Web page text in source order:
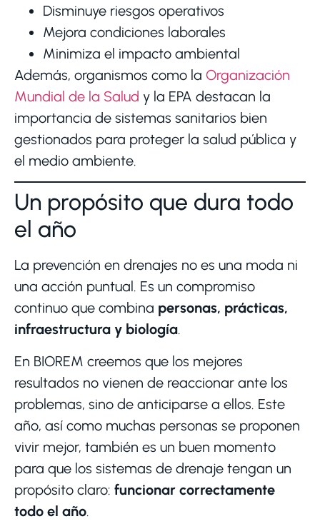
Disminuye riesgos operativos
Mejora condiciones laborales
Minimiza el impacto ambiental
Además, organismos como la Organización
Mundial de la Salud y la EPA destacan la
importancia de sistemas sanitarios bien
gestionados para proteger la salud pública y
el medio ambiente.
Un propósito que dura todo
el año
La prevención en drenajes no es una moda ni
una acción puntual. Es un compromiso
continuo que combina personas, prácticas,
infraestructura y biología.
En BIOREM creemos que los mejores
resultados no vienen de reaccionar ante los
problemas, sino de anticiparse a ellos. Este
año, así como muchas personas se proponen
vivir mejor, también es un buen momento
para que los sistemas de drenaje tengan un
propósito claro: funcionar correctamente
todo el año.